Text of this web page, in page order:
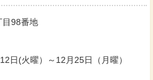
98番地
日(火曜）～12月25日（月曜）